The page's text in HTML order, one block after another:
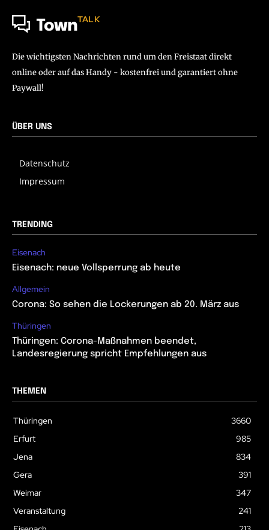
TownTALK
Die wichtigsten Nachrichten rund um den Freistaat direkt
online oder auf das Handy - kostenfrei und garantiert ohne
Paywall!
ÜBER UNS
Datenschutz
Impressum
TRENDING
Eisenach
Eisenach: neue Vollsperrung ab heute
Allgemein
Corona: So sehen die Lockerungen ab 20. März aus
Thüringen
Thüringen: Corona-Maßnahmen beendet,
Landesregierung spricht Empfehlungen aus
THEMEN
Thüringen
3660
Erfurt
985
Jena
834
Gera
391
Weimar
347
Veranstaltung
241